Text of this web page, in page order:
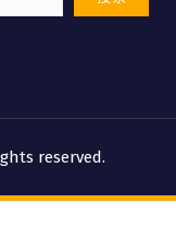
reserved.